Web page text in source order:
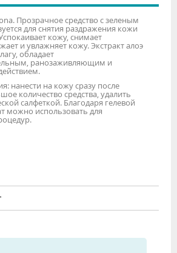
Прозрачное средство с зеленым
для снятия раздражения кожи
кожу, снимает
и увлажняет кожу. Экстракт алоэ
обладает
ранозаживляющим и
нанести на кожу сразу после
количество средства, удалить
салфеткой. Благодаря гелевой
можно использовать для